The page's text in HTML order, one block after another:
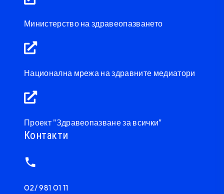
Министерство на здравеопазването
Национална мрежа на здравните медиатори
Проект "Здравеопазване за всички"
Контакти
02/ 981 01 11